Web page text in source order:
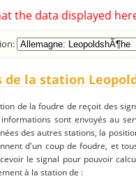
the data displayed
la station
de la foudre de reçoit des
sont envoyés au
des autres stations, la
d'un coup de foudre, et
le signal pour pouvoir
à la station de :